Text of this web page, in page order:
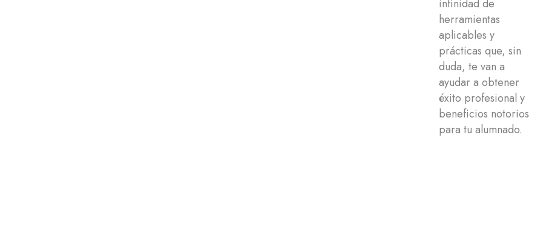
infinidad de
herramientas
aplicables y
prácticas que, sin
duda, te van a
ayudar a obtener
éxito profesional y
beneficios notorios
para tu alumnado.